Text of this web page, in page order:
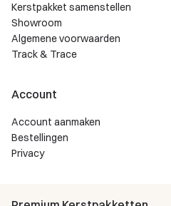
Kerstpakket samenstellen
Showroom
Algemene voorwaarden
Track & Trace
Account
Account aanmaken
Bestellingen
Privacy